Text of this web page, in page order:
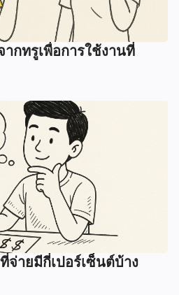
ากทรูเพื่อการใช้งานที่
ายมีกี่เปอร์เซ็นต์บ้าง